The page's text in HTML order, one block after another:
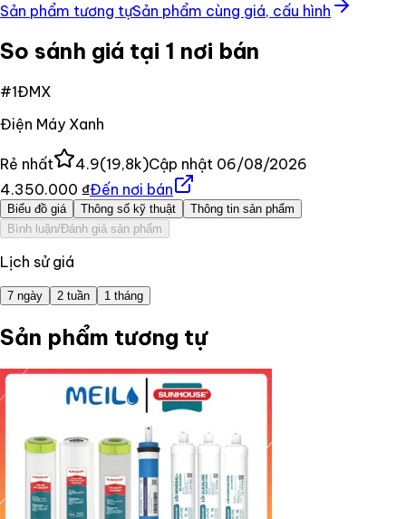
Sản phẩm tương tựSản phẩm cùng giá, cấu hình
So sánh giá tại 1 nơi bán
#1ĐMX
Điện Máy Xanh
Rẻ nhất 4.9(19,8k)Cập nhật 06/08/2026
4.350.000 ₫Đến nơi bán
Biểu đồ giá Thông số kỹ thuật
Thông tin sản phẩm
Bình luận/Đánh giá sản phẩm
Lịch sử giá
7 ngày 2 tuần 1 tháng
Sản phẩm tương tự